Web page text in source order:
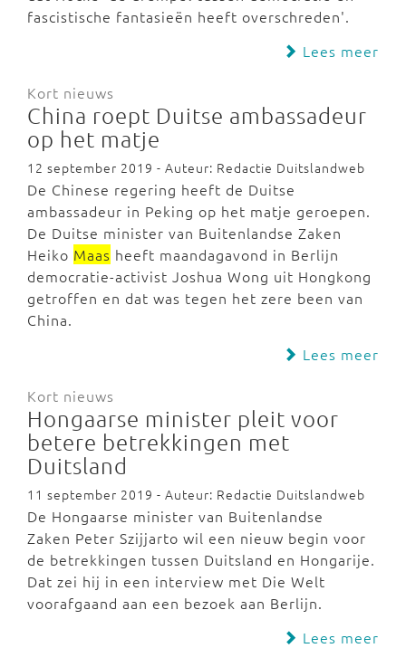
fascistische fantasieën heeft overschreden'.
Lees meer
Kort nieuws
China roept Duitse ambassadeur
op het matje
12 september 2019 - Auteur: Redactie Duitslandweb
De Chinese regering heeft de Duitse
ambassadeur in Peking op het matje geroepen.
De Duitse minister van Buitenlandse Zaken
Heiko Maas heeft maandagavond in Berlijn
democratie-activist Joshua Wong uit Hongkong
getroffen en dat was tegen het zere been van
China.
Lees meer
Kort nieuws
Hongaarse minister pleit voor
betere betrekkingen met
Duitsland
11 september 2019 - Auteur: Redactie Duitslandweb
De Hongaarse minister van Buitenlandse
Zaken Peter Szijjarto wil een nieuw begin voor
de betrekkingen tussen Duitsland en Hongarije.
Dat zei hij in een interview met Die Welt
voorafgaand aan een bezoek aan Berlijn.
Lees meer